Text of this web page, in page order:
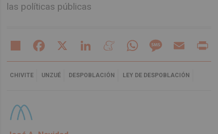
las políticas públicas
Share Facebook LinkedIn MeneameWhatsAppMessageEmail
CHIVITE UNZUÉ DESPOBLACIÓN LEY DE DESPOBLACIÓN